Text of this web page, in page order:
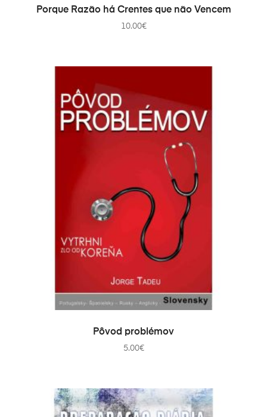
PRIDAŤ DO KOŠÍKA
Porque Razão há Crentes que não Vencem
10.00€
PRIDAŤ DO KOŠÍKA
Pôvod problémov
5.00€